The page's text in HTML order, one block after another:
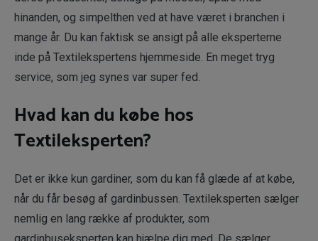
hinanden, og simpelthen ved at have været i branchen i
mange år. Du kan faktisk se ansigt på alle eksperterne
inde på Textilekspertens hjemmeside. En meget tryg
service, som jeg synes var super fed.
Hvad kan du købe hos
Textileksperten?
Det er ikke kun gardiner, som du kan få glæde af at købe,
når du får besøg af gardinbussen. Textileksperten sælger
nemlig en lang række af produkter, som